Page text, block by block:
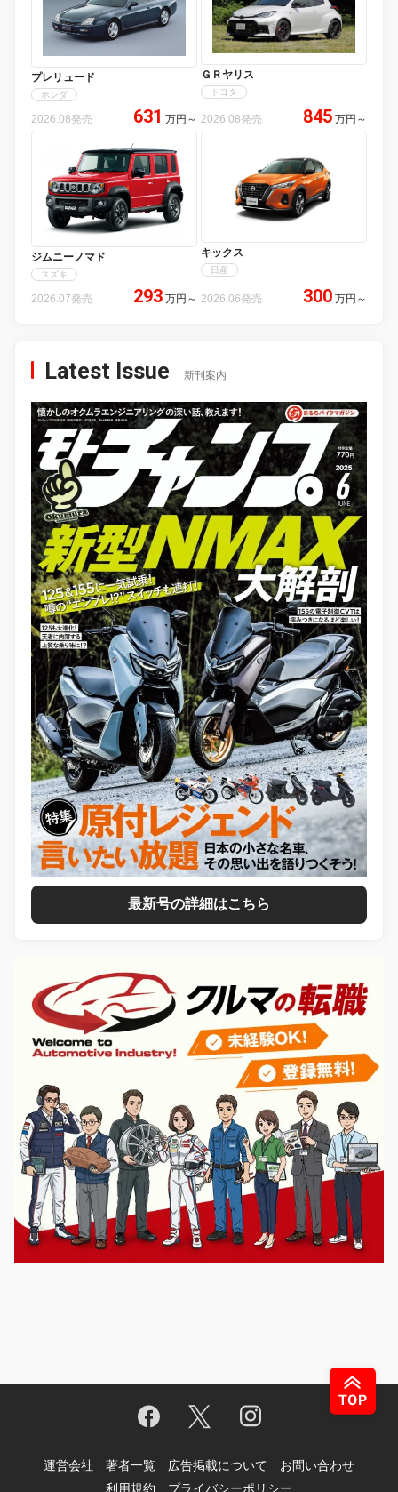
プレリュード
ホンダ
2026.08発売 631 万円 ～
ＧＲヤリス
トヨタ
2026.08発売 845 万円 ～
ジムニーノマド
スズキ
2026.07発売 293 万円 ～
キックス
日産
2026.06発売 300 万円 ～
Latest Issue 新刊案内
最新号の詳細はこちら
運営会社 著者一覧 広告掲載について
お問い合わせ
利用規約
プライバシーポリシー